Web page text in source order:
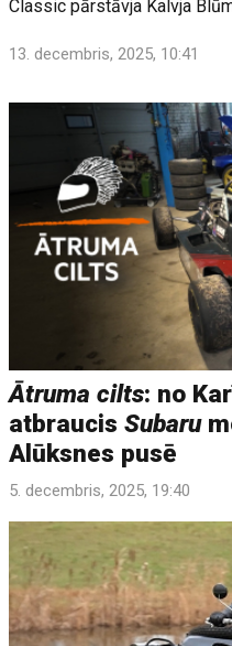
Classic pārstāvja Kalvja
13. decembris, 2025, 10:41
Ātruma cilts: no
atbraucisSubaru
Alūksnes pusē
5. decembris, 2025, 19:40